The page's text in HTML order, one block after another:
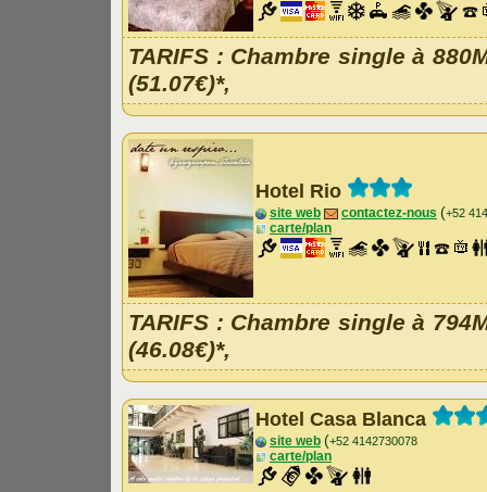
TARIFS : Chambre single à
(51.07€)*,
Hotel Rio
site web contactez-nous (+52
carte/plan
TARIFS : Chambre single à
(46.08€)*,
Hotel Casa Blanca
site web (+52 4142730078
carte/plan